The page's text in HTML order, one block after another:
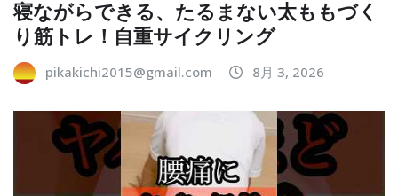
寝ながらできる、たるまない太ももづく
り筋トレ！自重サイクリング
pikakichi2015@gmail.com 8月 3, 2026